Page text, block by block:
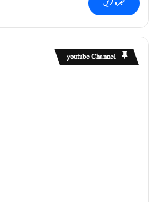
youtube Channel